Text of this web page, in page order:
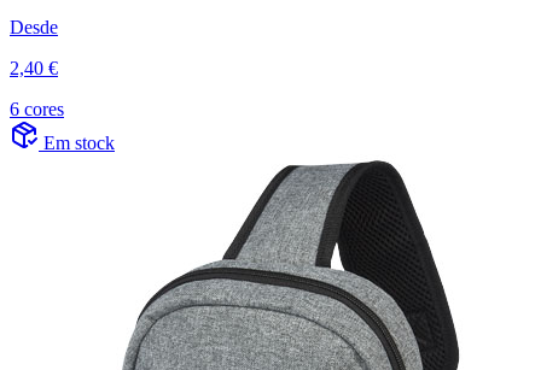
Desde
2,40 €
6 cores
Em stock